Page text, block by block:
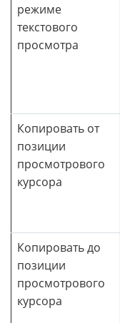
режиме
текстового
просмотра
Копировать от
позиции
просмотрового
курсора
Копировать до
позиции
просмотрового
курсора